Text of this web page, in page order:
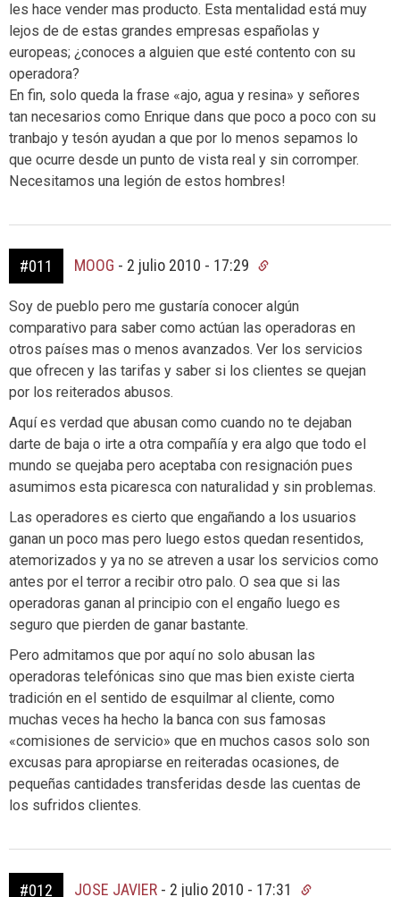
les hace vender mas producto. Esta mentalidad está muy
lejos de de estas grandes empresas españolas y
europeas; ¿conoces a alguien que esté contento con su
operadora?
En fin, solo queda la frase «ajo, agua y resina» y señores
tan necesarios como Enrique dans que poco a poco con su
tranbajo y tesón ayudan a que por lo menos sepamos lo
que ocurre desde un punto de vista real y sin corromper.
Necesitamos una legión de estos hombres!
#011 MOOG - 2 julio 2010 - 17:29
Soy de pueblo pero me gustaría conocer algún
comparativo para saber como actúan las operadoras en
otros países mas o menos avanzados. Ver los servicios
que ofrecen y las tarifas y saber si los clientes se quejan
por los reiterados abusos.
Aquí es verdad que abusan como cuando no te dejaban
darte de baja o irte a otra compañía y era algo que todo el
mundo se quejaba pero aceptaba con resignación pues
asumimos esta picaresca con naturalidad y sin problemas.
Las operadores es cierto que engañando a los usuarios
ganan un poco mas pero luego estos quedan resentidos,
atemorizados y ya no se atreven a usar los servicios como
antes por el terror a recibir otro palo. O sea que si las
operadoras ganan al principio con el engaño luego es
seguro que pierden de ganar bastante.
Pero admitamos que por aquí no solo abusan las
operadoras telefónicas sino que mas bien existe cierta
tradición en el sentido de esquilmar al cliente, como
muchas veces ha hecho la banca con sus famosas
«comisiones de servicio» que en muchos casos solo son
excusas para apropiarse en reiteradas ocasiones, de
pequeñas cantidades transferidas desde las cuentas de
los sufridos clientes.
#012 JOSE JAVIER - 2 julio 2010 - 17:31